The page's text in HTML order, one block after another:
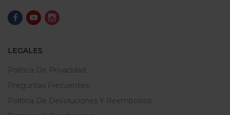
LEGALES
Politica De Privacidad
Preguntas Frecuentes
Política De Devoluciones Y Reembolsos